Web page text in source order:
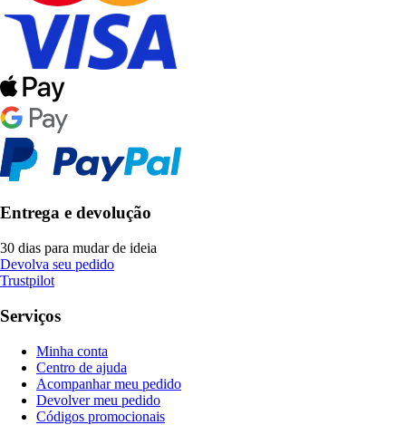
Entrega e devolução
30 dias para mudar de ideia
Devolva seu pedido
Trustpilot
Serviços
Minha conta
Centro de ajuda
Acompanhar meu pedido
Devolver meu pedido
Códigos promocionais